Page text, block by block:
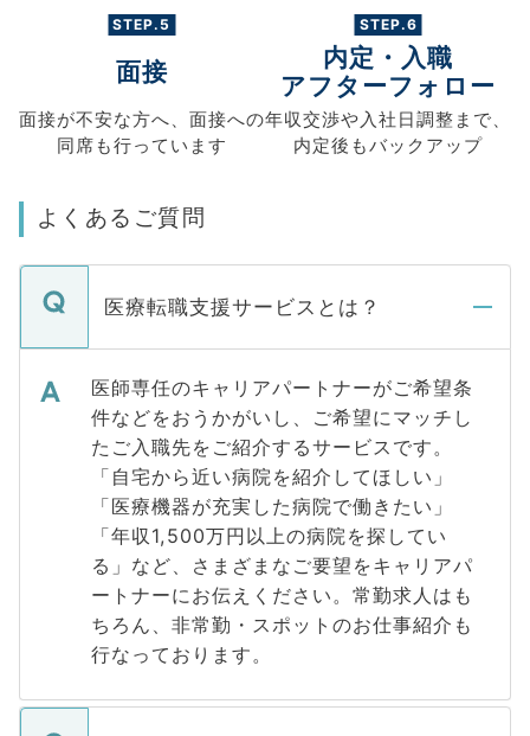
STEP.5
面接
面接が不安な方へ、 面接への
同席も行っています
STEP.6
内定・入職
アフターフォロー
年収交渉や入社日調整まで、
内定後もバックアップ
よくあるご質問
医療転職支援サービスとは？
医師専任のキャリアパートナーがご希望条
件などをおうかがいし、ご希望にマッチし
たご入職先をご紹介するサービスです。
「自宅から近い病院を紹介してほしい」
「医療機器が充実した病院で働きたい」
「年収1,500万円以上の病院を探してい
る」など、さまざまなご要望をキャリアパ
ートナーにお伝えください。常勤求人はも
ちろん、非常勤・スポットのお仕事紹介も
行なっております。